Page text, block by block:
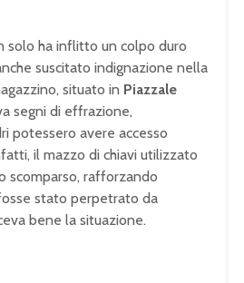
solo ha inflitto un colpo duro
suscitato indignazione nella
situato in Piazzale
segni di effrazione,
potessero avere accesso
il mazzo di chiavi utilizzato
scomparso, rafforzando
stato perpetrato da
bene la situazione.